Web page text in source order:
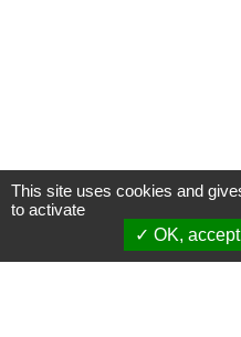
This site uses cookies and
to activate
OK, accept